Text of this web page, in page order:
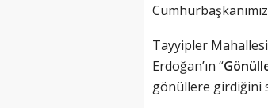
Tayyipler
Erdoğan’ın “
gönüllere girdiğini